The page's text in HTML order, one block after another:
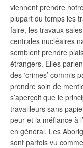
viennent prendre
plupart du temps les
faire, les travaux
centrales nucléaires
semblent prendre
étrangers. Elles
des ‘crimes’ commis
prendre soin de
s’aperçoit que le
travailleurs sans
peur et la méfiance à
en général. Les
sont parfois vu